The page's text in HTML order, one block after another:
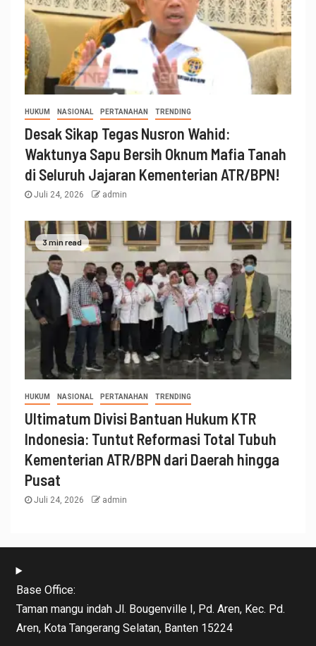
HUKUM NASIONAL PERTANAHAN TRENDING
Desak Sikap Tegas Nusron Wahid:
Waktunya Sapu Bersih Oknum Mafia Tanah
di Seluruh Jajaran Kementerian ATR/BPN!
Juli 24, 2026 admin
3 min read
HUKUM NASIONAL PERTANAHAN TRENDING
Ultimatum Divisi Bantuan Hukum KTR
Indonesia: Tuntut Reformasi Total Tubuh
Kementerian ATR/BPN dari Daerah hingga
Pusat
Juli 24, 2026 admin
Base Office:
Taman mangu indah Jl. Bougenville I, Pd. Aren, Kec. Pd.
Aren, Kota Tangerang Selatan, Banten 15224